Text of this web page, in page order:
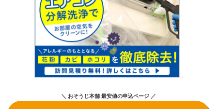
＼ おそうじ本舗 最安値の申込ページ ／